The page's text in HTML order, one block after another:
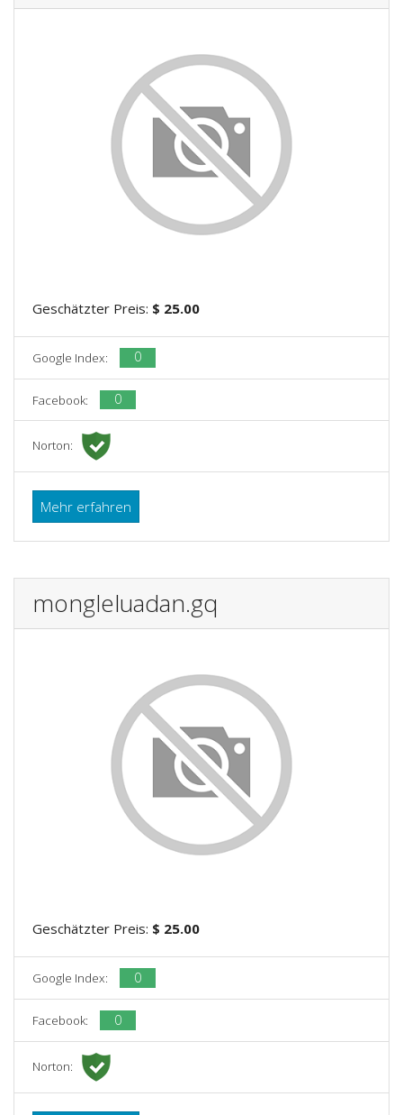
Geschätzter Preis: $ 25.00
Google Index: 0
Facebook: 0
Norton:
Mehr erfahren
mongleluadan.gq
Geschätzter Preis: $ 25.00
Google Index: 0
Facebook: 0
Norton: